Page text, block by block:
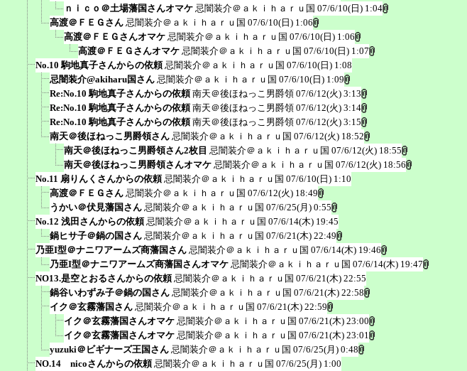
ｎｉｃｏ＠土場藩国さんオマケ 忌闇装介＠ａｋｉｈａｒｕ国 07/6/10(日) 1:04
高渡＠ＦＥＧさん 忌闇装介＠ａｋｉｈａｒｕ国 07/6/10(日) 1:06
高渡＠ＦＥＧさんオマケ 忌闇装介＠ａｋｉｈａｒｕ国 07/6/10(日) 1:06
高渡＠ＦＥＧさんオマケ 忌闇装介＠ａｋｉｈａｒｕ国 07/6/10(日) 1:07
No.10 駒地真子さんからの依頼 忌闇装介＠ａｋｉｈａｒｕ国 07/6/10(日) 1:08
忌闇装介@akiharu国さん 忌闇装介＠ａｋｉｈａｒｕ国 07/6/10(日) 1:09
Re:No.10 駒地真子さんからの依頼 南天＠後ほねっこ男爵領 07/6/12(火) 3:13
Re:No.10 駒地真子さんからの依頼 南天＠後ほねっこ男爵領 07/6/12(火) 3:14
Re:No.10 駒地真子さんからの依頼 南天＠後ほねっこ男爵領 07/6/12(火) 3:15
南天＠後ほねっこ男爵領さん 忌闇装介＠ａｋｉｈａｒｕ国 07/6/12(火) 18:52
南天＠後ほねっこ男爵領さん2枚目 忌闇装介＠ａｋｉｈａｒｕ国 07/6/12(火) 18:55
南天＠後ほねっこ男爵領さんオマケ 忌闇装介＠ａｋｉｈａｒｕ国 07/6/12(火) 18:56
No.11 扇りんくさんからの依頼 忌闇装介＠ａｋｉｈａｒｕ国 07/6/10(日) 1:10
高渡＠ＦＥＧさん 忌闇装介＠ａｋｉｈａｒｕ国 07/6/12(火) 18:49
うかい＠伏見藩国さん 忌闇装介＠ａｋｉｈａｒｕ国 07/6/25(月) 0:55
No.12 浅田さんからの依頼 忌闇装介＠ａｋｉｈａｒｕ国 07/6/14(木) 19:45
鍋ヒサ子＠鍋の国さん 忌闇装介＠ａｋｉｈａｒｕ国 07/6/21(木) 22:49
乃亜I型＠ナニワアームズ商藩国さん 忌闇装介＠ａｋｉｈａｒｕ国 07/6/14(木) 19:46
乃亜I型＠ナニワアームズ商藩国さんオマケ 忌闇装介＠ａｋｉｈａｒｕ国 07/6/14(木) 19:47
NO13.是空とおるさんからの依頼 忌闇装介＠ａｋｉｈａｒｕ国 07/6/21(木) 22:55
鍋谷いわずみ子＠鍋の国さん 忌闇装介＠ａｋｉｈａｒｕ国 07/6/21(木) 22:58
イク＠玄霧藩国さん 忌闇装介＠ａｋｉｈａｒｕ国 07/6/21(木) 22:59
イク＠玄霧藩国さんオマケ 忌闇装介＠ａｋｉｈａｒｕ国 07/6/21(木) 23:00
イク＠玄霧藩国さんオマケ 忌闇装介＠ａｋｉｈａｒｕ国 07/6/21(木) 23:01
yuzuki＠ビギナーズ王国さん 忌闇装介＠ａｋｉｈａｒｕ国 07/6/25(月) 0:48
NO.14 nicoさんからの依頼 忌闇装介＠ａｋｉｈａｒｕ国 07/6/25(月) 1:00